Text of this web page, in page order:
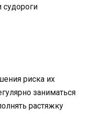
судороги
риска их
заниматься
растяжку